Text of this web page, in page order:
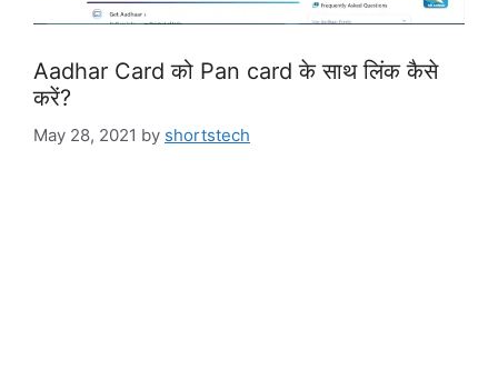
Aadhar Card को Pan card के साथ लिंक कैसे
करें?
May 28, 2021 by shortstech